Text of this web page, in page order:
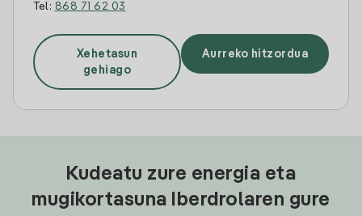
Tel: 868 71 62 03
Xehetasun
gehiago
Aurreko hitzordua
Kudeatu zure energia eta
mugikortasuna Iberdrolaren gure